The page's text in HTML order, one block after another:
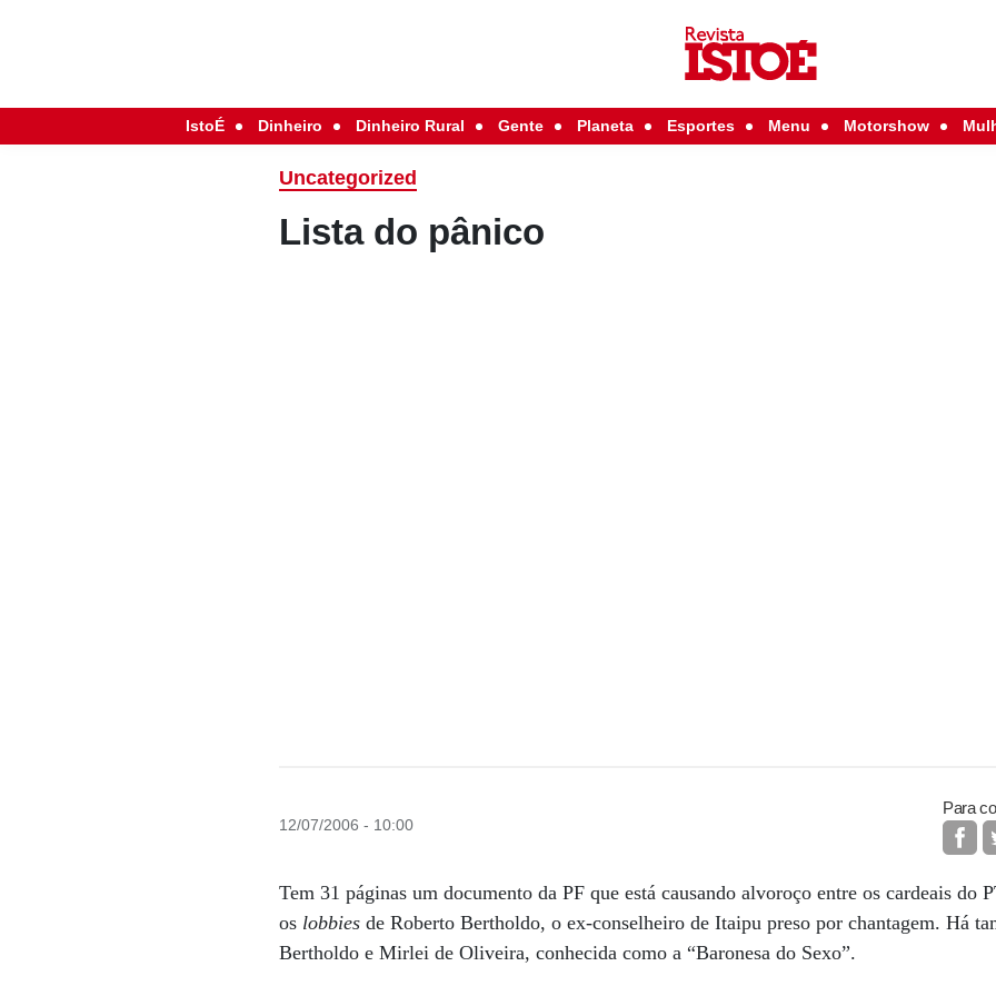
IstoÉ Dinheiro Dinheiro Rural Gente Planeta Esportes Menu Motorshow
Uncategorized
Lista do pânico
12/07/2006 - 10:00
Para
Tem 31 páginas um documento da PF que está causando alvoroço entre os cardeais do
os lobbies de Roberto Bertholdo, o ex-conselheiro de Itaipu preso por chantagem. Há
Bertholdo e Mirlei de Oliveira, conhecida como a “Baronesa do Sexo”.